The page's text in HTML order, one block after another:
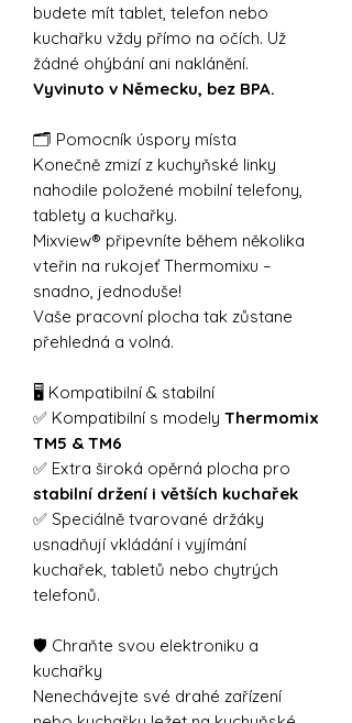
budete mít tablet, telefon nebo
kuchařku vždy přímo na očích. Už
žádné ohýbání ani naklánění.
Vyvinuto v Německu, bez BPA.
🗂️ Pomocník úspory místa
Konečně zmizí z kuchyňské linky
nahodile položené mobilní telefony,
tablety a kuchařky.
Mixview® připevníte během několika
vteřin na rukojeť Thermomixu –
snadno, jednoduše!
Vaše pracovní plocha tak zůstane
přehledná a volná.
🖥️ Kompatibilní & stabilní
✅ Kompatibilní s modely Thermomix
TM5 & TM6
✅ Extra široká opěrná plocha pro
stabilní držení i větších kuchařek
✅ Speciálně tvarované držáky
usnadňují vkládání i vyjímání
kuchařek, tabletů nebo chytrých
telefonů.
🛡️ Chraňte svou elektroniku a
kuchařky
Nenechávejte své drahé zařízení